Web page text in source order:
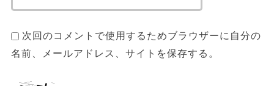
次回のコメントで使用するためブラウザーに自分の
名前、メールアドレス、サイトを保存する。